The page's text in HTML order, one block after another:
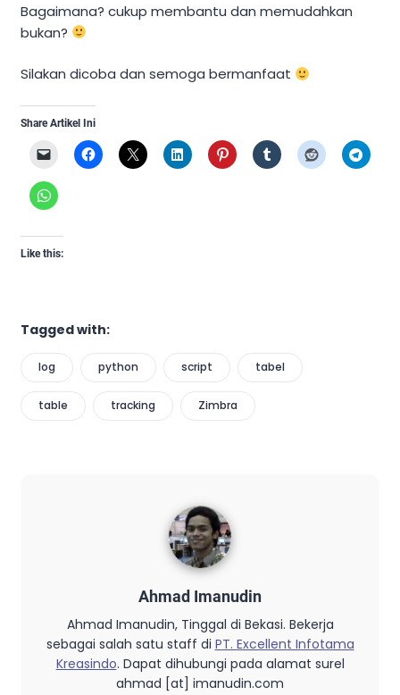
Bagaimana? cukup membantu dan memudahkan
bukan?
Silakan dicoba dan semoga bermanfaat
Share Artikel Ini
Like this:
Tagged with:
log python script tabel
table tracking Zimbra
Ahmad Imanudin
Ahmad Imanudin, Tinggal di Bekasi. Bekerja
sebagai salah satu staff di PT. Excellent Infotama
Kreasindo. Dapat dihubungi pada alamat surel
ahmad [at] imanudin.com